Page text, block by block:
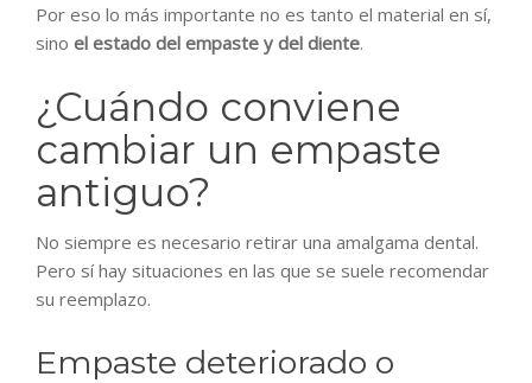
Por eso lo más importante no es tanto el material en sí,
sino el estado del empaste y del diente.
¿Cuándo conviene
cambiar un empaste
antiguo?
No siempre es necesario retirar una amalgama dental.
Pero sí hay situaciones en las que se suele recomendar
su reemplazo.
Empaste deteriorado o